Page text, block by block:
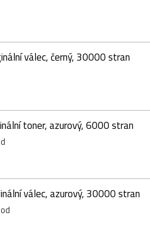
válec, černý, 30000 stran
toner, azurový, 6000 stran
válec, azurový, 30000 stran